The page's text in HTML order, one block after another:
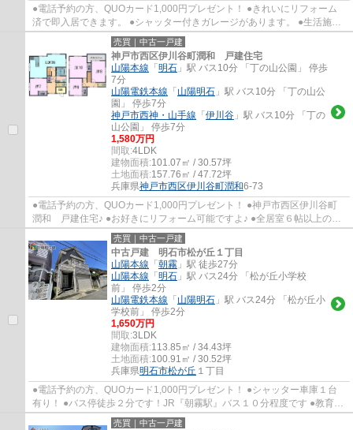
●電話予約の方、QUOカード1,000円プレゼント！ ●きれいにリフォーム
済で即入居できます。 ●シャッター付きガレージがあります。 ●生活施設
が徒歩圏内に揃っています。 ●保育園・小学校...
売買｜中古一戸建
神戸市西区伊川谷町潤和 戸建住宅
山陽本線 「明石 」駅 バス10分 「丁の山公園」 停歩
7分
山陽電鉄本線 「山陽明石 」駅 バス10分 「丁の山公
園」 停歩7分
神戸市西神・山手線 「伊川谷 」駅 バス10分 「丁の
山公園」 停歩7分
1,580万円
間取:4LDK
建物面積:101.07㎡ / 30.57坪
土地面積:157.76㎡ / 47.72坪
兵庫県神戸市西区伊川谷町潤和6-73
●電話予約の方、QUOカード1,000円プレゼント！ ●神戸市西区伊川谷町
潤和 戸建住宅♪ ●お好きにリフォーム可能ですよ♪ ●全居室６帖以上のゆ
ったり間取りです♪ ●お車３台駐車可能！(車種...
売買｜中古一戸建
中古戸建 明石市松が丘１丁目
山陽本線 「朝霧 」駅 徒歩27分
山陽本線 「明石 」駅 バス24分 「松が丘小学校
前」 停歩2分
山陽電鉄本線 「山陽明石 」駅 バス24分 「松が丘小
学校前」 停歩2分
1,650万円
間取:3LDK
建物面積:113.85㎡ / 34.43坪
土地面積:100.91㎡ / 30.52坪
兵庫県明石市松が丘 １丁目
●電話予約の方、QUOカード1,000円プレゼント！ ●シャッター車庫１台
有り！ ●バス停徒歩２分です！JR『朝霧駅』バス１０分程度です ●教育施
設が徒歩１０分圏内に揃っていますのでお子様...
売買｜中古一戸建